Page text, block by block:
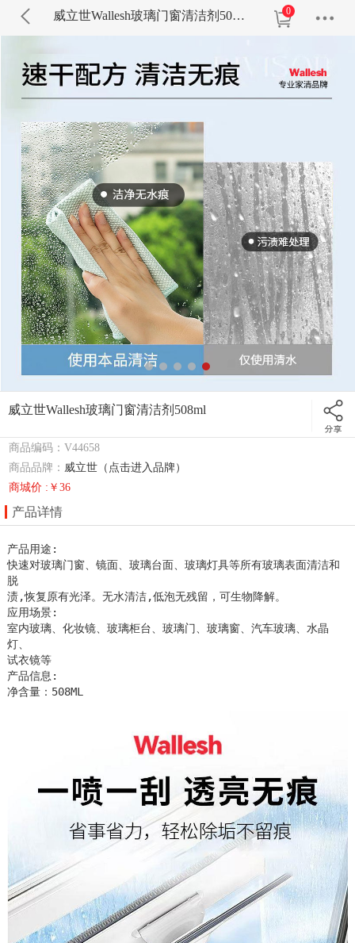
威立世Wallesh玻璃门窗清洁剂508ml 0
威立世Wallesh玻璃门窗清洁剂508ml
商品编码：V44658
商品品牌： 威立世（点击进入品牌）
商城价 :￥36
产品详情
产品用途:
快速对玻璃门窗、镜面、玻璃台面、玻璃灯具等所有玻璃表面清洁和
脱
渍,恢复原有光泽。无水清洁,低泡无残留，可生物降解。
应用场景:
室内玻璃、化妆镜、玻璃柜台、玻璃门、玻璃窗、汽车玻璃、水晶
灯、
试衣镜等
产品信息:
净含量：508ML